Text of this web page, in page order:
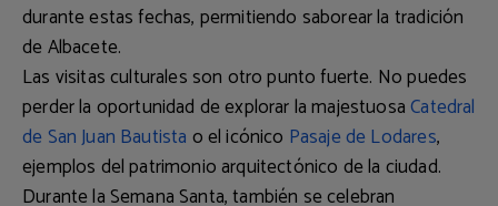
durante estas fechas, permitiendo saborear la tradición
de Albacete.
Las visitas culturales son otro punto fuerte. No puedes
perder la oportunidad de explorar la majestuosaCatedral
de San Juan Bautista o el icónico Pasaje de Lodares,
ejemplos del patrimonio arquitectónico de la ciudad.
Durante la Semana Santa, también se celebran